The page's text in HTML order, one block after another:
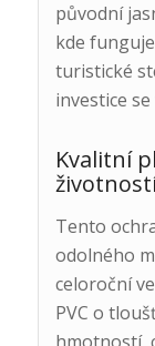
původní
kde
turistické
investice
Kvalitní
Tento
odolného
celoroční
PVC o